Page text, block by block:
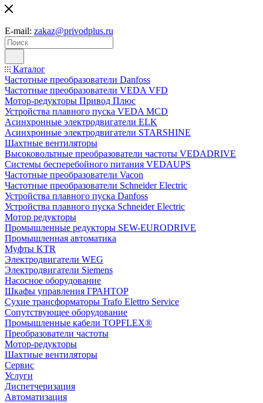
E-mail: zakaz@privodplus.ru
Каталог
Частотные преобразователи Danfoss
Частотные преобразователи VEDA VFD
Мотор-редукторы Привод Плюс
Устройства плавного пуска VEDA MCD
Асинхронные электродвигатели ELK
Асинхронные электродвигатели STARSHINE
Шахтные вентиляторы
Высоковольтные преобразователи частоты VEDADRIVE
Системы бесперебойного питания VEDAUPS
Частотные преобразователи Vacon
Частотные преобразователи Schneider Electric
Устройства плавного пуска Danfoss
Устройства плавного пуска Schneider Electric
Мотор редукторы
Промышленные редукторы SEW-EURODRIVE
Промышленная автоматика
Муфты KTR
Электродвигатели WEG
Электродвигатели Siemens
Насосное оборудование
Шкафы управления ГРАНТОР
Сухие трансформаторы Trafo Elettro Service
Сопутствующее оборудование
Промышленные кабели TOPFLEX®
Преобразователи частоты
Мотор-редукторы
Шахтные вентиляторы
Сервис
Услуги
Диспетчеризация
Автоматизация